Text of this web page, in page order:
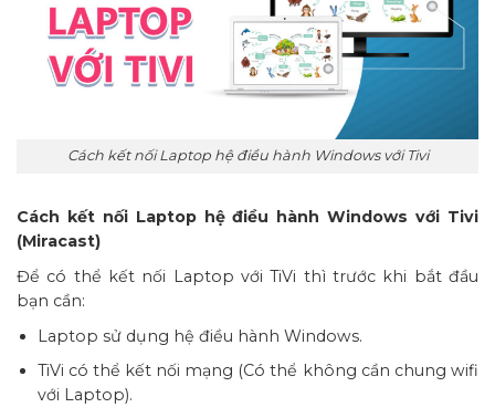
Cách kết nối Laptop hệ điều hành Windows với Tivi
Cách kết nối Laptop hệ điều hành Windows với Tivi
(Miracast)
Để có thể kết nối Laptop với TiVi thì trước khi bắt đầu
bạn cần:
Laptop sử dụng hệ điều hành Windows.
TiVi có thể kết nối mạng (Có thể không cần chung wifi
với Laptop).